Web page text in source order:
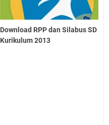
Download RPP dan Silabus SD
Kurikulum 2013